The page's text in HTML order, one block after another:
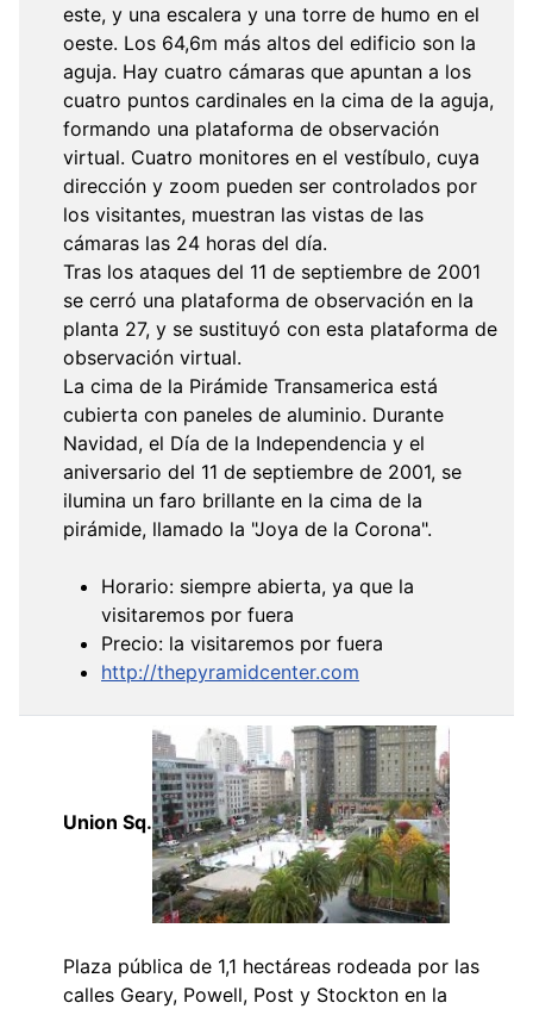
este, y una escalera y una torre de humo en el
oeste. Los 64,6m más altos del edificio son la
aguja. Hay cuatro cámaras que apuntan a los
cuatro puntos cardinales en la cima de la aguja,
formando una plataforma de observación
virtual. Cuatro monitores en el vestíbulo, cuya
dirección y zoom pueden ser controlados por
los visitantes, muestran las vistas de las
cámaras las 24 horas del día.
Tras los ataques del 11 de septiembre de 2001
se cerró una plataforma de observación en la
planta 27, y se sustituyó con esta plataforma de
observación virtual.
La cima de la Pirámide Transamerica está
cubierta con paneles de aluminio. Durante
Navidad, el Día de la Independencia y el
aniversario del 11 de septiembre de 2001, se
ilumina un faro brillante en la cima de la
pirámide, llamado la "Joya de la Corona".
Horario: siempre abierta, ya que la
visitaremos por fuera
Precio: la visitaremos por fuera
http://thepyramidcenter.com
Union Sq.
Plaza pública de 1,1 hectáreas rodeada por las
calles Geary, Powell, Post y Stockton en la